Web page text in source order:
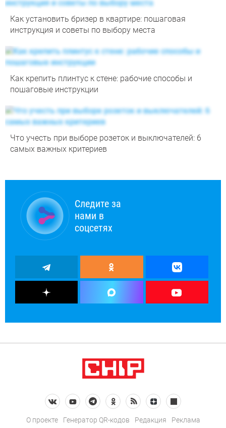
Как установить бризер в квартире: пошаговая
инструкция и советы по выбору места
Как крепить плинтус к стене: рабочие способы и
пошаговые инструкции
Что учесть при выборе розеток и выключателей: 6
самых важных критериев
Следите за
нами в
соцсетях
О проекте Генератор QR-кодов Редакция
Реклама